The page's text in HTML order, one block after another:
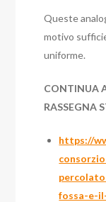
Queste
motivo
uniforme.
CONTINUA
RASSEGNA
https://
fossa-e-